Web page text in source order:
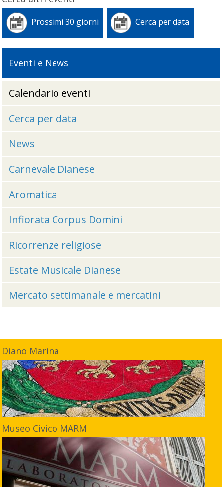
Prossimi 30 giorni Cerca per data
Eventi e News
Calendario eventi
Cerca per data
News
Carnevale Dianese
Aromatica
Infiorata Corpus Domini
Ricorrenze religiose
Estate Musicale Dianese
Mercato settimanale e mercatini
Diano Marina
Museo Civico MARM